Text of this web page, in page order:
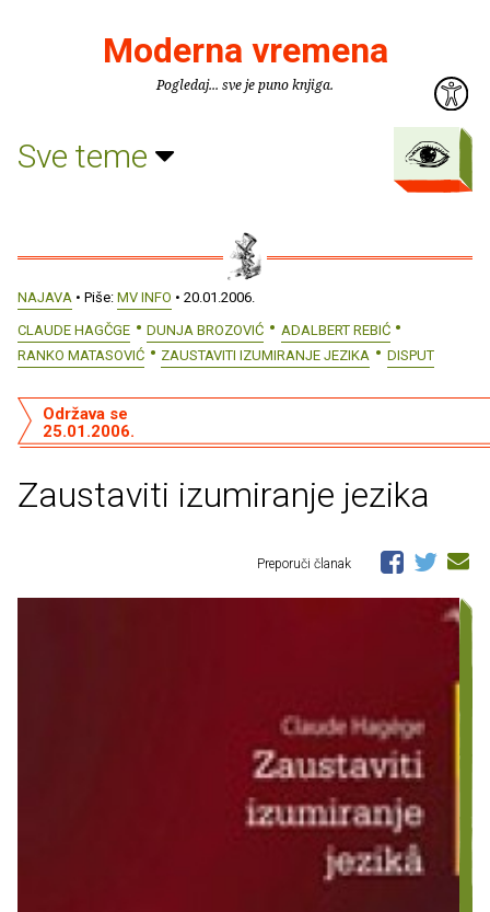
Moderna vremena
Pogledaj... sve je puno knjiga.
Sve teme
NAJAVA • Piše: MV INFO • 20.01.2006.
CLAUDE HAGČGE
DUNJA BROZOVIĆ
ADALBERT REBIĆ
RANKO MATASOVIĆ
ZAUSTAVITI IZUMIRANJE JEZIKA DISPUT
Zaustaviti izumiranje jezika
Održava se
25.01.2006.
Preporuči članak